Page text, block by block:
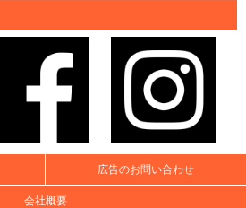
広告のお問い合わせ
会社概要